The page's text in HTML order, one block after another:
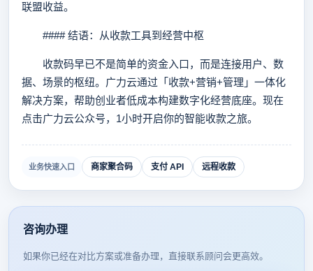
联盟收益。
#### 结语：从收款工具到经营中枢
收款码早已不是简单的资金入口，而是连接用户、数
据、场景的枢纽。广力云通过「收款+营销+管理」一体化
解决方案，帮助创业者低成本构建数字化经营底座。现在
点击广力云公众号，1小时开启你的智能收款之旅。
业务快速入口 商家聚合码 支付 API 远程收款
咨询办理
如果你已经在对比方案或准备办理，直接联系顾问会更高效。